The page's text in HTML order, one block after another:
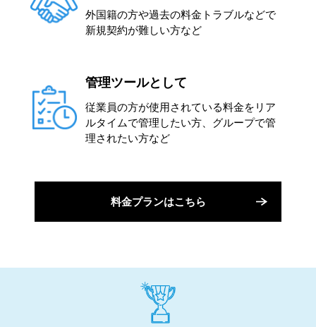
外国籍の方や過去の料金トラブルなどで
新規契約が難しい方など
管理ツールとして
従業員の方が使用されている料金をリア
ルタイムで管理したい方、グループで管
理されたい方など
料金プランはこちら